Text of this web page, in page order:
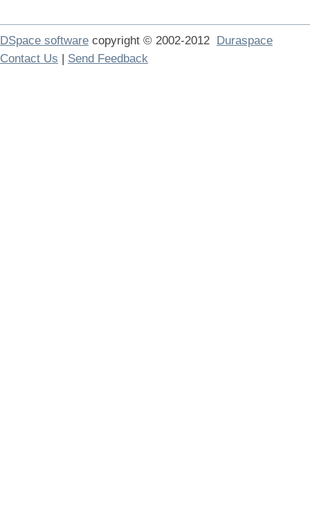
DSpace software copyright © 2002-2012 Duraspace
Contact Us | Send Feedback